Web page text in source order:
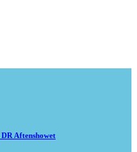
Aftenshowet